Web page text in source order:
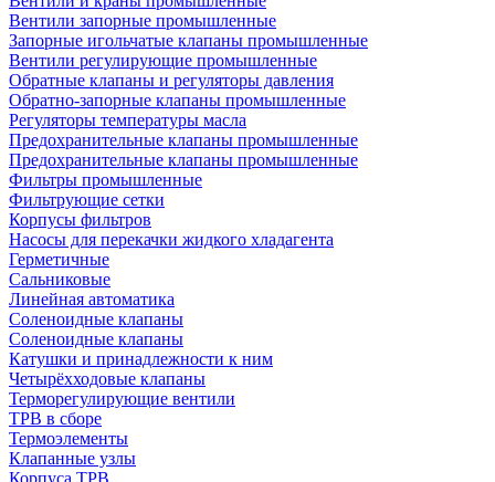
Вентили запорные промышленные
Запорные игольчатые клапаны промышленные
Вентили регулирующие промышленные
Обратные клапаны и регуляторы давления
Обратно-запорные клапаны промышленные
Регуляторы температуры масла
Предохранительные клапаны промышленные
Предохранительные клапаны промышленные
Фильтры промышленные
Фильтрующие сетки
Корпусы фильтров
Насосы для перекачки жидкого хладагента
Герметичные
Сальниковые
Линейная автоматика
Соленоидные клапаны
Соленоидные клапаны
Катушки и принадлежности к ним
Четырёхходовые клапаны
Терморегулирующие вентили
ТРВ в сборе
Термоэлементы
Клапанные узлы
Корпуса ТРВ